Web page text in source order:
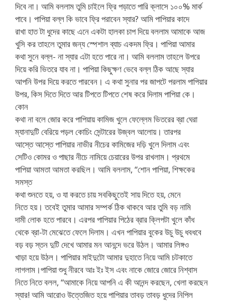
দিবে না। আমি বললাম তুমি চাইলে ফ্রি পড়াতে পারি ক্লাসে ১০০% মার্ক
পাবে। পাপিয়া বল্ল কি ভাবে ফ্রি পরাবেন স্যার? আমি পাপিয়ার কাদে
রাখা হাত টা ধুদের কাছে এনে একটা হালকা চাপ দিয়ে বললাম আমাকে আজ
খুসি কর তাহলে তুমার জন্য স্পেশাল ব্যাচ একদম ফ্রি। পাপিয়া আমার
কথা সুনে বল্ল- না স্যার এটা হতে পারে না। আমি বললাম তাহলে উপরে
দিয়ে করি ভিতরে যাব না। পাপিয়া কিছুক্ষণ ভেবে বল্ল ঠিক আছে স্যার
আপনি উপর দিয়ে করতে পারবেন। এ কথা সুনার পর জাপটে পরলাম পাপিয়ার
উপর, কিস দিতে দিতে আর টিপতে টিপতে শেষ করে দিলাম পাপিয়া কে।
কোন
কথা না বলে জোর করে পাপিয়ায় কামিজ খুলে ফেল্লেম ভিতরের ব্রা ঘেরা
ম্যানাদুটি বেরিয়ে পড়ল কোচিং সেন্টারের উজ্বল আলোয়। তারপর
আস্তে আস্তে পাপিয়ার নাভীর নীচের কামিজের দড়ি খুলে দিলাম এবং
সেটিও কোমর ও পাছার নীচে নামিয়ে চেয়ারের উপর রাখলাম। প্রথমে
পাপিয়া আমতা আমতা করছিল। আমি বললাম, “শোন পাপিয়া, শিক্ষকের
সমস্ত
কথা শুনতে হয়, ও যা করতে চায় সবকিছুতেই সায় দিতে হয়, মেনে
নিতে হয়। তবেই তুমার আমার সম্পর্ক ঠিক থাকবে আর তুমি বড় নামি
দামী লোক হতে পারবে। এরপর পাপিয়ার পিঠের ব্রার ক্লিপটা খুলে কাঁধ
থেকে ব্রা-টা মেঝেতে ফেলে দিলাম। এখন পাপিয়ার বুকের উচু উচু ধবধবে
বড় বড় স্তন দুটি দেখে আমার মন আনন্দে ভরে উঠল। আমার লিঙ্গও
খাড়া হয়ে উঠল। পাপিয়ার মাইদুটো আমার দুহাতে নিয়ে আমি চটকাতে
লাগলাম।পাপিয়া শুধু নীরবে আঃ ইঃ ইস এবং নাকে জোরে জোরে নিশ্বাস
নিতে নিতে বলল, “আমাকে নিয়ে আপনি এ কী আনন্দ করছেন, খেলা করছেন
স্যার! আমি আরোও উত্তেজিত হয়ে পাপিয়ার তাবড় তাবড় ধুদের নিপিল